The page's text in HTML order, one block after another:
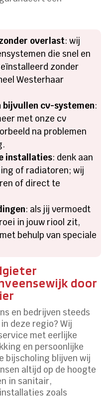
overlast: wij
die snel en
zonder
Westerhaar
bijvullen cv-systemen:
met onze cv
na problemen
installaties: denk aan
of radiatoren; wij
of direct te
: als jij vermoedt
in jouw riool zit,
behulp van speciale
door
en bedrijven steeds
deze regio? Wij
met eerlijke
en persoonlijke
bijscholing blijven wij
altijd op de hoogte
in sanitair,
zoals